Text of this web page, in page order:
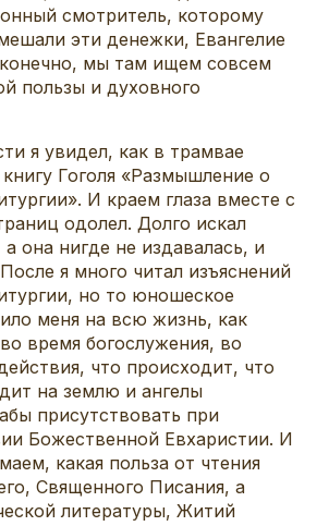
смотритель, которому
эти денежки, Евангелие
конечно, мы там ищем совсем
пользы и духовного
я увидел, как в трамвае
Гоголя «Размышление о
И краем глаза вместе с
одолел. Долго искал
она нигде не издавалась, и
я много читал изъяснений
но то юношеское
меня на всю жизнь, как
время богослужения, во
что происходит, что
на землю и ангелы
присутствовать при
Божественной Евхаристии. И
какая польза от чтения
Священного Писания, а
литературы, Житий